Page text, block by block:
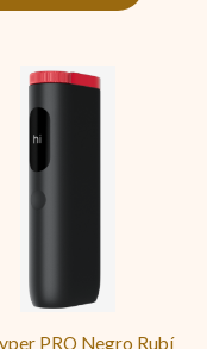
PRO Negro Rubí
Glo
Hyper
PRO